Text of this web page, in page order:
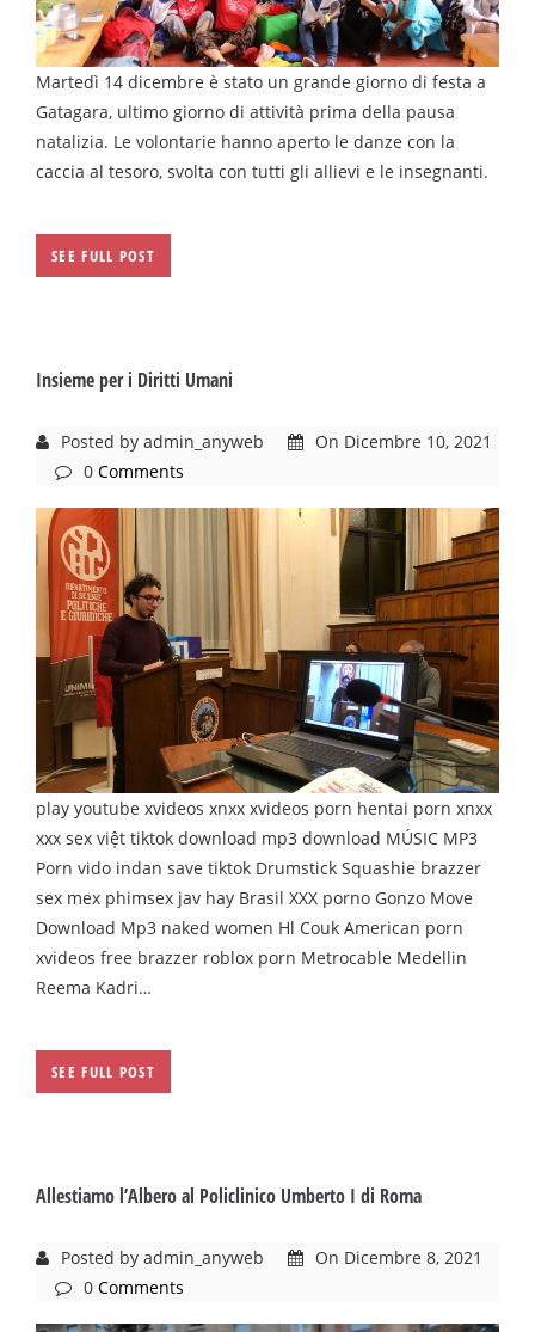
Martedì 14 dicembre è stato un grande giorno di festa a
Gatagara, ultimo giorno di attività prima della pausa
natalizia. Le volontarie hanno aperto le danze con la
caccia al tesoro, svolta con tutti gli allievi e le insegnanti.
SEE FULL POST
Insieme per i Diritti Umani
Posted by admin_anyweb
On Dicembre 10, 2021
0 Comments
play youtube xvideos xnxx xvideos porn hentai porn xnxx
xxx sex việt tiktok download mp3 download MÚSIC MP3
Porn vido indan save tiktok Drumstick Squashie brazzer
sex mex phimsex jav hay Brasil XXX porno Gonzo Move
Download Mp3 naked women Hl Couk American porn
xvideos free brazzer roblox porn Metrocable Medellin
Reema Kadri…
SEE FULL POST
Allestiamo l’Albero al Policlinico Umberto I di Roma
Posted by admin_anyweb
On Dicembre 8, 2021
0 Comments